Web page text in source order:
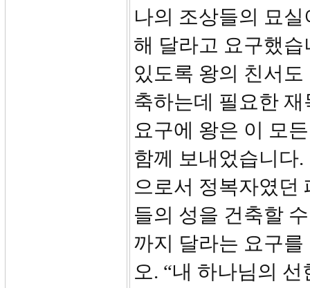
나의 조상들의 묘
해 달라고 요구했
있도록 왕의 친서
축하는데 필요한
요구에 왕은 이 모
함께 보내었습니다
으로서 정복자였던
들의 성을 건축할
까지 달라는 요구
오. “내 하나님의